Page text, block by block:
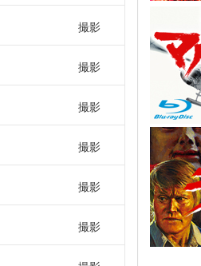
撮影
撮影
撮影
撮影
撮影
撮影